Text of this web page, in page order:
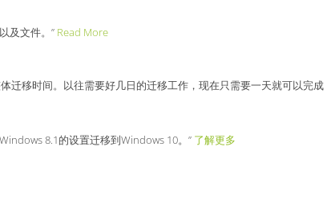
及文件。” Read More
迁移时间。以往需要好几日的迁移工作，现在只需要一天就可以完成
8.1的设置迁移到Windows 10。” 了解更多